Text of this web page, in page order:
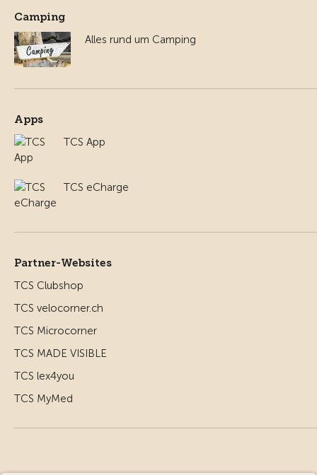
Camping
Alles rund um Camping
Apps
TCS App
TCS eCharge
Partner-Websites
TCS Clubshop
TCS velocorner.ch
TCS Microcorner
TCS MADE VISIBLE
TCS lex4you
TCS MyMed